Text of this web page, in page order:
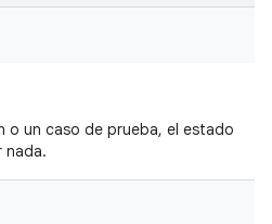
o un caso de prueba, el estado
nada.